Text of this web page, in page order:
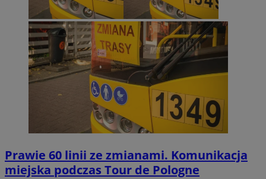
Prawie 60 linii ze zmianami. Komunikacja
miejska podczas Tour de Pologne